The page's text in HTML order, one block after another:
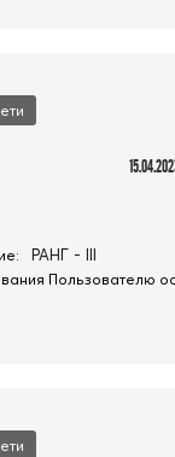
РАНГ - III
Пользователю